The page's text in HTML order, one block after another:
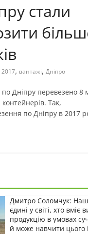
стали
2017, вантажі, Дніпро
Дніпру перевезено 8
контейнерів. Так,
по Дніпру в 2017
Дмитро Соломчук: Наші
єдині у світі, хто вміє
продукцію в умовах
й може навчити цього